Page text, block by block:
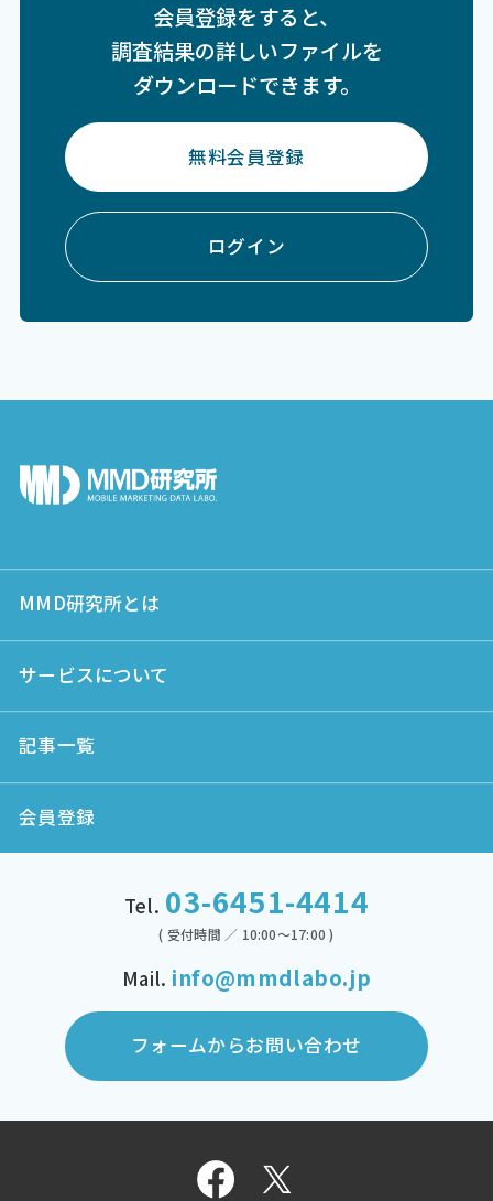
会員登録をすると、
調査結果の詳しいファイルを
ダウンロードできます。
無料会員登録
ログイン
MMD研究所とは
サービスについて
記事一覧
会員登録
Tel. 03-6451-4414
( 受付時間 ／ 10:00～17:00 )
Mail. info@mmdlabo.jp
フォームからお問い合わせ